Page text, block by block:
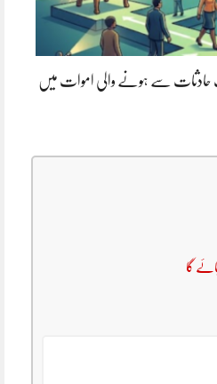
حادثات سے ہونے والی اموات میں
گا